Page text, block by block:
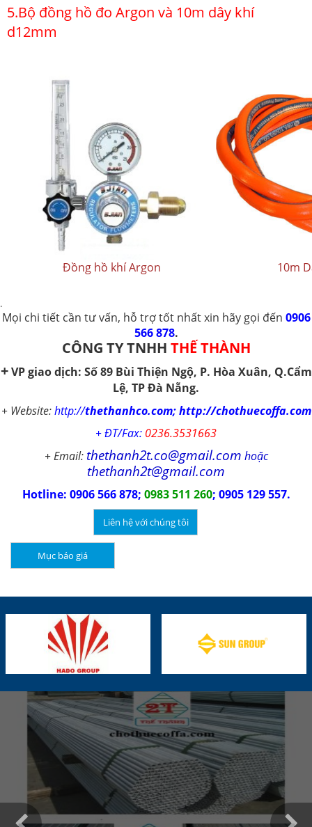
5.Bộ đồng hồ đo Argon và 10m dây khí
d12mm
Đồng hồ khí Argon 10m
.
Mọi chi tiết cần tư vấn, hỗ trợ tốt nhất xin hãy gọi đến 0906
566 878.
CÔNG TY TNHH THẾ THÀNH
+ VP giao dịch: Số 89 Bùi Thiện Ngộ, P. Hòa Xuân, Q.Cẩm
Lệ, TP Đà Nẵng.
+ Website: http://thethanhco.com; http://chothuecoffa.com
+ ĐT/Fax: 0236.3531663
+ Email: thethanh2t.co@gmail.com hoặc
thethanh2t@gmail.com
Hotline: 0906 566 878; 0983 511 260; 0905 129 557.
Liên hệ với chúng tôi
Mục báo giá